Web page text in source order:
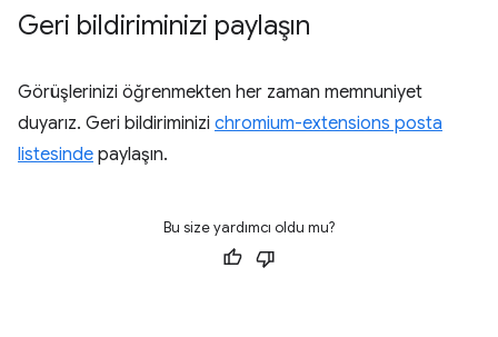
Geri bildiriminizi paylaşın
Görüşlerinizi öğrenmekten her zaman memnuniyet
duyarız. Geri bildiriminizi chromium-extensions posta
listesinde paylaşın.
Bu size yardımcı oldu mu?